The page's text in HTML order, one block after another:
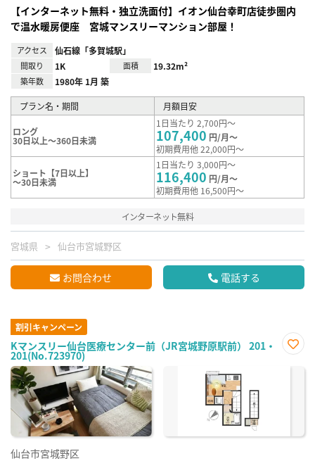
【インターネット無料・独立洗面付】イオン仙台幸町店徒歩圏内
で温水暖房便座 宮城マンスリーマンション部屋！
アクセス 仙石線「多賀城駅」
間取り 1K 面積 19.32m²
築年数 1980年 1月 築
プラン名・期間 月額目安
ロング
30日以上～360日未満
1日当たり 2,700円～
107,400 円/月～
初期費用他 22,000円～
ショート【7日以上】
～30日未満
1日当たり 3,000円～
116,400 円/月～
初期費用他 16,500円～
インターネット無料
宮城県 仙台市宮城野区
お問合わせ 電話する
割引キャンペーン
Kマンスリー仙台医療センター前（JR宮城野原駅前） 201・
201(No.723970)
に入
仙台市宮城野区